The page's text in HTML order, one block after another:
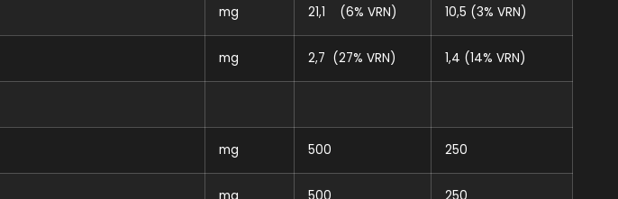
mg 21,1 (6% VRN) 10,5 (3% VRN)
mg 2,7 (27% VRN) 1,4 (14% VRN)
mg 500 250